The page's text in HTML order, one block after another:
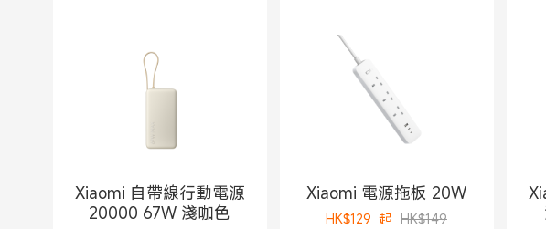
Xiaomi 自帶線行動電源
20000 67W 淺咖色
Xiaomi 電源拖板 20W
HK$129 起 HK$149